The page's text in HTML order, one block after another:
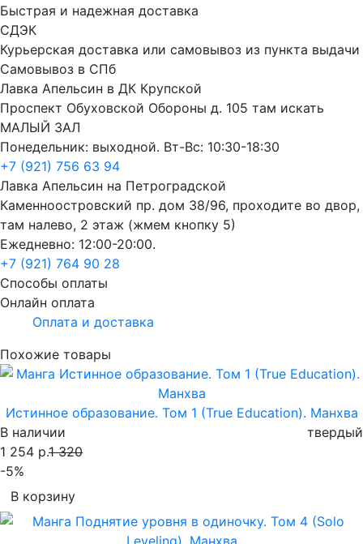
Быстрая и надежная доставка
СДЭК
Курьерская доставка или самовывоз из пункта выдачи
Самовывоз в СПб
Лавка Апельсин в ДК Крупской
Проспект Обуховской Обороны д. 105 там искать
МАЛЫЙ ЗАЛ
Понедельник: выходной. Вт-Вс: 10:30-18:30
+7 (921) 756 63 94
Лавка Апельсин на Петроградской
Каменноостровский пр. дом 38/96, проходите во двор,
там налево, 2 этаж (жмем кнопку 5)
Ежедневно: 12:00-20:00.
+7 (921) 764 90 28
Способы оплаты
Онлайн оплата
Оплата и доставка
Похожие товары
Истинное образование. Том 1 (True Education). Манхва
В наличии
твердый
1 254 р.1 320
-5%
В корзину